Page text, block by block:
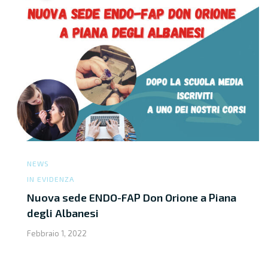
NEWS
IN EVIDENZA
Nuova sede ENDO-FAP Don Orione a Piana
degli Albanesi
Febbraio 1, 2022